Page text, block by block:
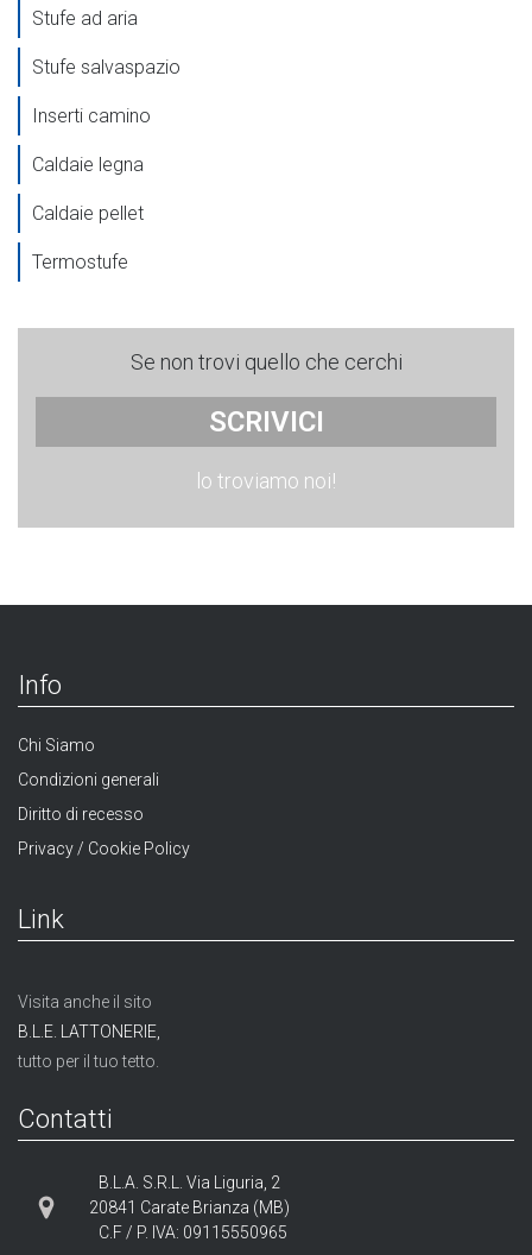
Stufe ad aria
Stufe salvaspazio
Inserti camino
Caldaie legna
Caldaie pellet
Termostufe
Se non trovi quello che cerchi
SCRIVICI
lo troviamo noi!
Info
Chi Siamo
Condizioni generali
Diritto di recesso
Privacy / Cookie Policy
Link
Visita anche il sito
B.L.E. LATTONERIE,
tutto per il tuo tetto.
Contatti
B.L.A. S.R.L. Via Liguria, 2
20841 Carate Brianza (MB)
C.F / P. IVA: 09115550965